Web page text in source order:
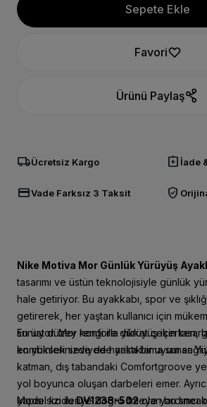
Sepete Ekle
Favori
Ürünü Paylaş
local_shippingÜcretsiz Kargo assignment_return İade
credit_cardVade Farksız 3 Taksit verified_user
Nike Motiva Mor Günlük Yürüyüş
tasarımı ve üstün teknolojisiyle günlük
hale getiriyor. Bu ayakkabı, spor ve
getirerek, her yaştan kullanıcı için
sunuyor. Mor rengi ile dikkat çekerken,
kombinlerinizde de harika bir uyum
En üst düzey konforla yürüyüş için
en yüksek seviyede yastıklama sunar.
katman, dış tabandaki Comfortgroove
yol boyunca oluşan darbeleri emer.
yapısı sizi ileriye doğru itmeye yardımcı
Model koduDV1238-502olan bu